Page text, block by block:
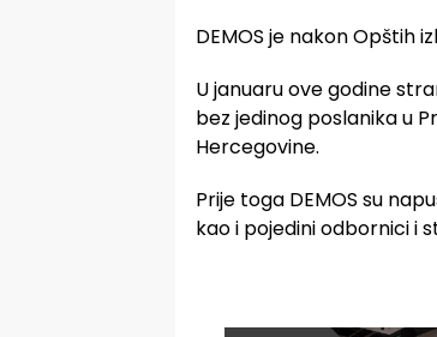
DEMOS je nakon Opštih
U januaru ove godine
bez jedinog poslanika u
Hercegovine.
Prije toga DEMOS su
kao i pojedini odbornici i